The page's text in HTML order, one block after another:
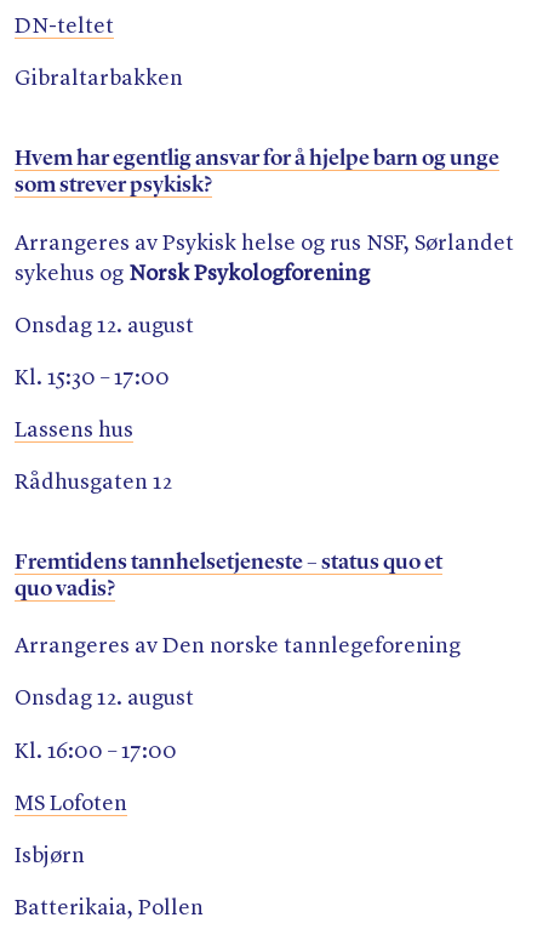
DN-teltet
Gibraltarbakken
Hvem har egentlig ansvar for å hjelpe barn og unge
som strever psykisk?
Arrangeres av Psykisk helse og rus NSF, Sørlandet
sykehus og Norsk Psykologforening
Onsdag 12. august
Kl. 15:30 – 17:00
Lassens hus
Rådhusgaten 12
Fremtidens tannhelsetjeneste – status quo et
quo vadis?
Arrangeres av Den norske tannlegeforening
Onsdag 12. august
Kl. 16:00 – 17:00
MS Lofoten
Isbjørn
Batterikaia, Pollen